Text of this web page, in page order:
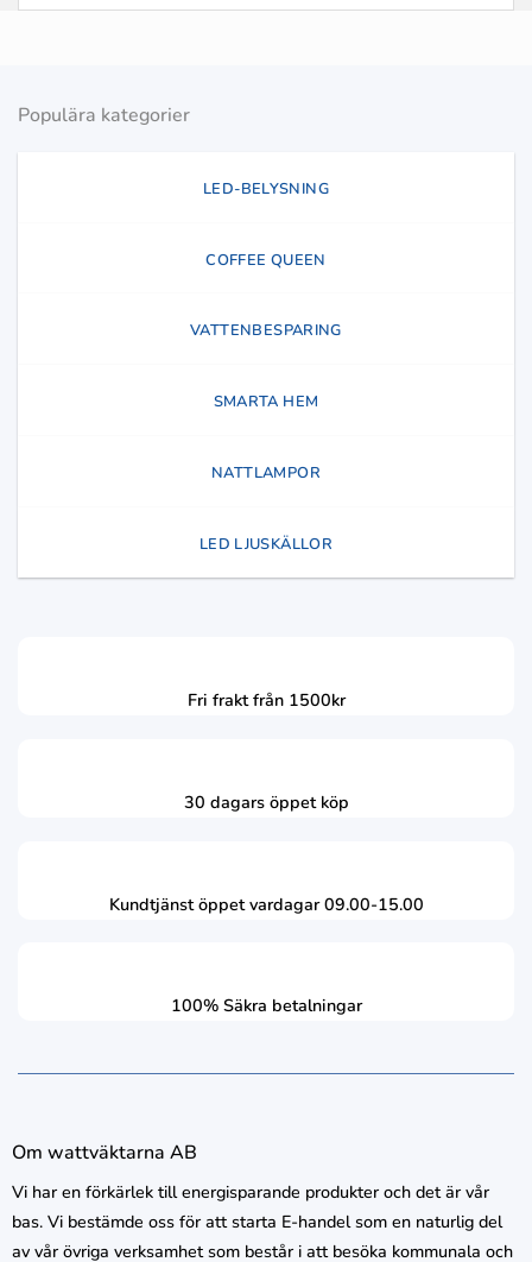
Populära kategorier
LED-BELYSNING
COFFEE QUEEN
VATTENBESPARING
SMARTA HEM
NATTLAMPOR
LED LJUSKÄLLOR
Fri frakt från 1500kr
30 dagars öppet köp
Kundtjänst öppet vardagar 09.00-15.00
100% Säkra betalningar
Om wattväktarna AB
Vi har en förkärlek till energisparande produkter och det är vår
bas. Vi bestämde oss för att starta E-handel som en naturlig del
av vår övriga verksamhet som består i att besöka kommunala och